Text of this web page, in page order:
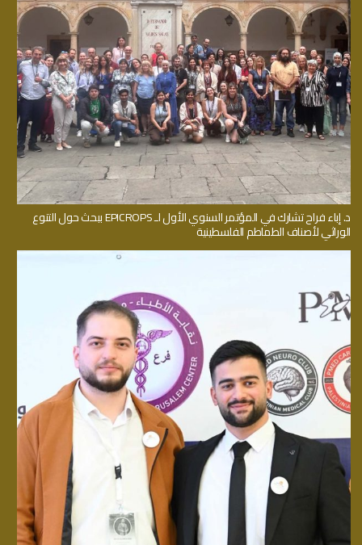
د. إباء فراح تشارك في المؤتمر السنوي الأول لـ EPICROPS ببحث حول التنوع
الوراثي لأصناف الطماطم الفلسطينية